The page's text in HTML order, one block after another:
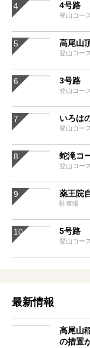
4号路
登山コース
高尾山
登山コース
3号路
登山コース
いろは
登山コース
蛇滝コ
登山コース
薬王院
駐車場
5号路
登山コース
最新情報
高尾山
の措置